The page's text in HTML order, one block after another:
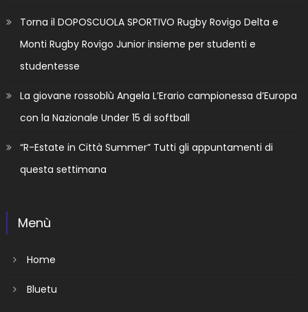
Torna il DOPOSCUOLA SPORTIVO Rugby Rovigo Delta e
Monti Rugby Rovigo Junior insieme per studenti e
studentesse
La giovane rossoblù Angela L’Erario campionessa d’Europa
con la Nazionale Under 15 di softball
“R-Estate in Città Summer” Tutti gli appuntamenti di
questa settimana
Menù
Home
Bluetu